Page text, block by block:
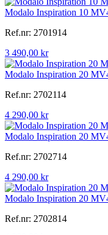
Modalo Inspiration 10
Ref.nr: 2701914
3 490,00 kr
Modalo Inspiration 20
Ref.nr: 2702114
4 290,00 kr
Modalo Inspiration 20
Ref.nr: 2702714
4 290,00 kr
Modalo Inspiration 20
Ref.nr: 2702814